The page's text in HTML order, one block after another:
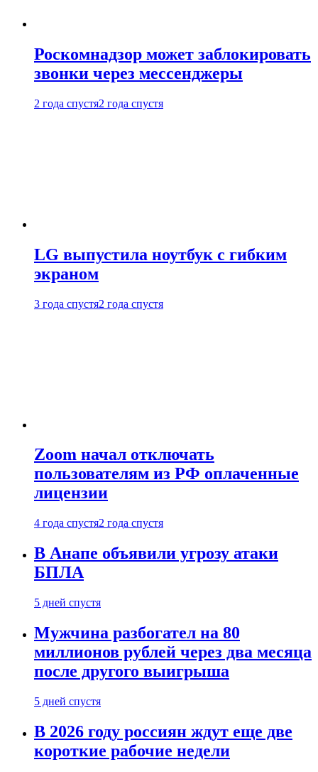
Роскомнадзор может заблокировать
звонки через мессенджеры
2 года спустя2 года спустя
LG выпустила ноутбук с гибким
экраном
3 года спустя2 года спустя
Zoom начал отключать
пользователям из РФ оплаченные
лицензии
4 года спустя2 года спустя
В Анапе объявили угрозу атаки
БПЛА
5 дней спустя
Мужчина разбогател на 80
миллионов рублей через два месяца
после другого выигрыша
5 дней спустя
В 2026 году россиян ждут еще две
короткие рабочие недели